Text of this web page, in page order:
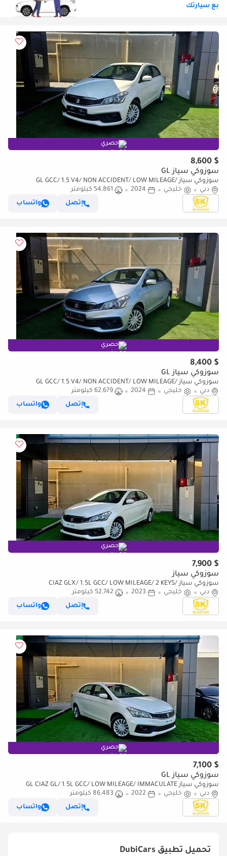
بع سيارتك
حصري
$ 8,600
سوزوكي سياز GL
سوزوكي سياز GL GCC/ 1.5 V4/ NON ACCIDENT/ LOW MILEAGE/
EXCELLENT CONDITION
دبي خليجي 2024
54,861 كيلومتر
إتصل
واتساب
حصري
$ 8,400
سوزوكي سياز GL
سوزوكي سياز GL GCC/ 1.5 V4/ NON ACCIDENT/ LOW MILEAGE/
EXCELLENT CONDITION
دبي خليجي 2024
62,679 كيلومتر
إتصل
واتساب
حصري
$ 7,900
سوزوكي سياز
سوزوكي سياز CIAZ GLX/ 1.5L GCC/ LOW MILEAGE/ 2 KEYS/
IMMACULATE CONDIITON
دبي خليجي 2023
52,742 كيلومتر
إتصل
واتساب
حصري
$ 7,100
سوزوكي سياز GL
سوزوكي سياز GL CIAZ GL/ 1.5L GCC/ LOW MILEAGE/ IMMACULATE
CONDIITON
دبي خليجي 2022
86,483 كيلومتر
إتصل
واتساب
تحميل تطبيق DubiCars